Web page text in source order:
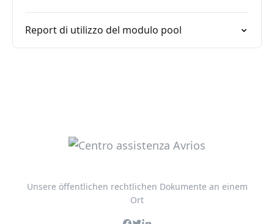
Report di utilizzo del modulo pool
Unsere öffentlichen rechtlichen Dokumente an einem
Ort